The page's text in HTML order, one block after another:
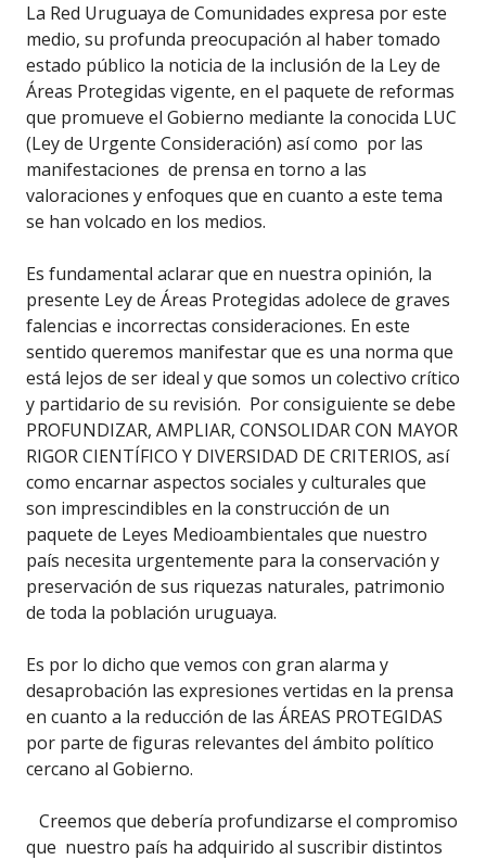
La Red Uruguaya de Comunidades expresa por este
medio, su profunda preocupación al haber tomado
estado público la noticia de la inclusión de la Ley de
Áreas Protegidas vigente, en el paquete de reformas
que promueve el Gobierno mediante la conocida LUC
(Ley de Urgente Consideración) así como por las
manifestaciones de prensa en torno a las
valoraciones y enfoques que en cuanto a este tema
se han volcado en los medios.
Es fundamental aclarar que en nuestra opinión, la
presente Ley de Áreas Protegidas adolece de graves
falencias e incorrectas consideraciones. En este
sentido queremos manifestar que es una norma que
está lejos de ser ideal y que somos un colectivo crítico
y partidario de su revisión. Por consiguiente se debe
PROFUNDIZAR, AMPLIAR, CONSOLIDAR CON MAYOR
RIGOR CIENTÍFICO Y DIVERSIDAD DE CRITERIOS, así
como encarnar aspectos sociales y culturales que
son imprescindibles en la construcción de un
paquete de Leyes Medioambientales que nuestro
país necesita urgentemente para la conservación y
preservación de sus riquezas naturales, patrimonio
de toda la población uruguaya.
Es por lo dicho que vemos con gran alarma y
desaprobación las expresiones vertidas en la prensa
en cuanto a la reducción de las ÁREAS PROTEGIDAS
por parte de figuras relevantes del ámbito político
cercano al Gobierno.
Creemos que debería profundizarse el compromiso
que nuestro país ha adquirido al suscribir distintos